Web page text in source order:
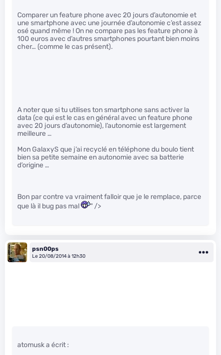
Comparer un feature phone avec 20 jours d’autonomie et
une smartphone avec une journée d’autonomie c’est assez
osé quand même ! On ne compare pas les feature phone à
100 euros avec d’autres smartphones pourtant bien moins
cher… (comme le cas présent).
A noter que si tu utilises ton smartphone sans activer la
data (ce qui est le cas en général avec un feature phone
avec 20 jours d’autonomie), l’autonomie est largement
meilleure …
Mon GalaxyS que j’ai recyclé en téléphone du boulo tient
bien sa petite semaine en autonomie avec sa batterie
d’origine …
Bon par contre va vraiment falloir que je le remplace, parce
que là il bug pas mal
" />
psn00ps
Le 20/08/2014 à 12h30
atomusk a écrit :